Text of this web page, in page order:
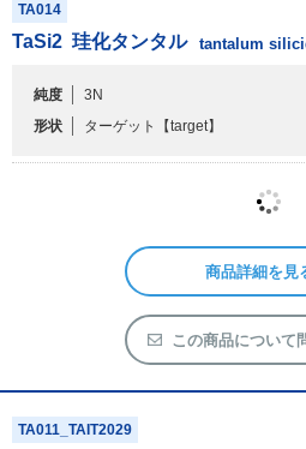
TA014
TaSi2 珪化タンタル tantalum
純度
3N
形状
ターゲット 【target】
商品詳細を見
この商品について
TA011_TAIT2029